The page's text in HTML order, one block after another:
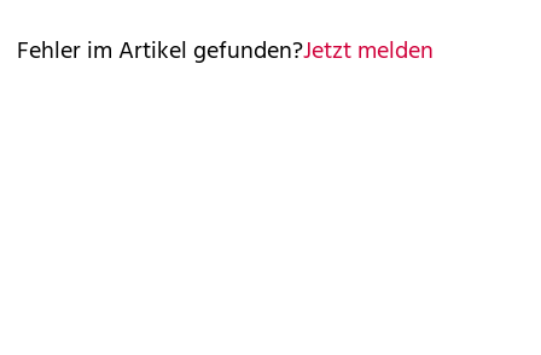
Fehler im Artikel gefunden?Jetzt melden